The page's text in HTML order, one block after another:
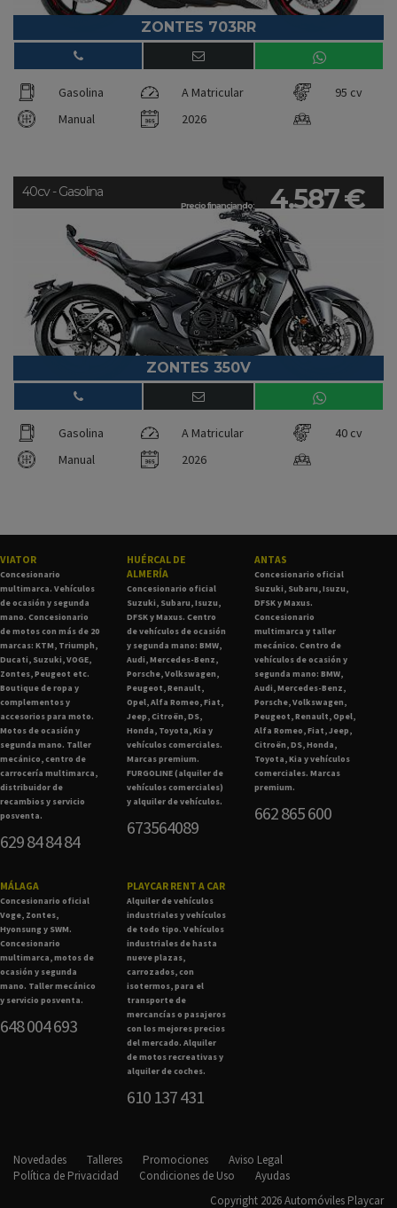
ZONTES 703RR
Gasolina A Matricular
95 cv
Manual
2026
Precio financiando: 4.587 €
40cv - Gasolina
ZONTES 350V
Gasolina A Matricular
40 cv
Manual
2026
VIATOR
Concesionario
multimarca. Vehículos
de ocasión y segunda
mano. Concesionario
de motos con más de 20
marcas: KTM, Triumph,
Ducati, Suzuki, VOGE,
Zontes, Peugeot etc.
Boutique de ropa y
complementos y
accesorios para moto.
Motos de ocasión y
segunda mano. Taller
mecánico, centro de
carrocería multimarca,
distribuidor de
recambios y servicio
posventa.
629 84 84 84
HUÉRCAL DE
ALMERÍA
Concesionario oficial
Suzuki, Subaru, Isuzu,
DFSK y Maxus. Centro
de vehículos de ocasión
y segunda mano: BMW,
Audi, Mercedes-Benz,
Porsche, Volkswagen,
Peugeot, Renault,
Opel, Alfa Romeo, Fiat,
Jeep, Citroën, DS,
Honda, Toyota, Kia y
vehículos comerciales.
Marcas premium.
FURGOLINE (alquiler de
vehículos comerciales)
y alquiler de vehículos.
673564089
ANTAS
Concesionario oficial
Suzuki, Subaru, Isuzu,
DFSK y Maxus.
Concesionario
multimarca y taller
mecánico. Centro de
vehículos de ocasión y
segunda mano: BMW,
Audi, Mercedes-Benz,
Porsche, Volkswagen,
Peugeot, Renault, Opel,
Alfa Romeo, Fiat, Jeep,
Citroën, DS, Honda,
Toyota, Kia y vehículos
comerciales. Marcas
premium.
662 865 600
MÁLAGA
Concesionario oficial
Voge, Zontes,
Hyonsung y SWM.
Concesionario
multimarca, motos de
ocasión y segunda
mano. Taller mecánico
y servicio posventa.
648 004 693
PLAYCAR RENT A CAR
Alquiler de vehículos
industriales y vehículos
de todo tipo. Vehículos
industriales de hasta
nueve plazas,
carrozados, con
isotermos, para el
transporte de
mercancías o pasajeros
con los mejores precios
del mercado. Alquiler
de motos recreativas y
alquiler de coches.
610 137 431
Novedades Talleres Promociones
Aviso Legal
Política de Privacidad
Condiciones de Uso
Ayudas
Copyright 2026 Automóviles Playcar